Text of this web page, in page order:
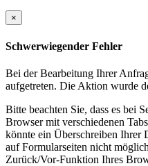
×
Schwerwiegender Fehler
Bei der Bearbeitung Ihrer
aufgetreten. Die Aktion wurde
Bitte beachten Sie, dass es bei
Browser mit verschiedenen
könnte ein Überschreiben Ihrer
auf Formularseiten nicht
Zurück/Vor-Funktion Ihres